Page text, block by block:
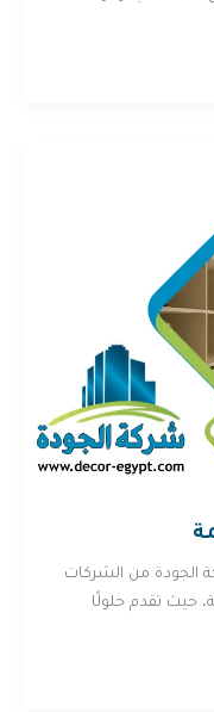
الجودة من الشركات
حيث تقدم حلولًا